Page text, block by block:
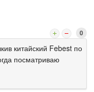
0
китайский Febest по
посматриваю